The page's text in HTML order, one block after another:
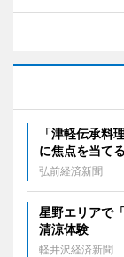
「津軽伝承
に焦点を当てる
弘前経済新聞
星野エリアで
清涼体験
軽井沢経済新聞